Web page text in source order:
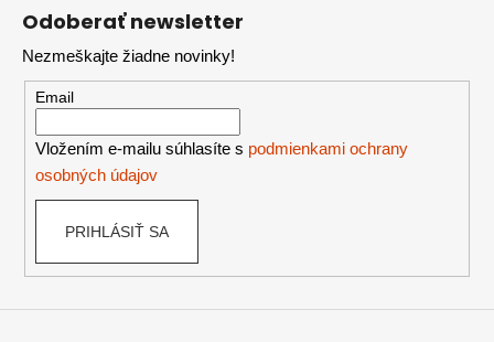
Odoberať newsletter
Nezmeškajte žiadne novinky!
Email
Vložením e-mailu súhlasíte s podmienkami ochrany
osobných údajov
PRIHLÁSIŤ SA